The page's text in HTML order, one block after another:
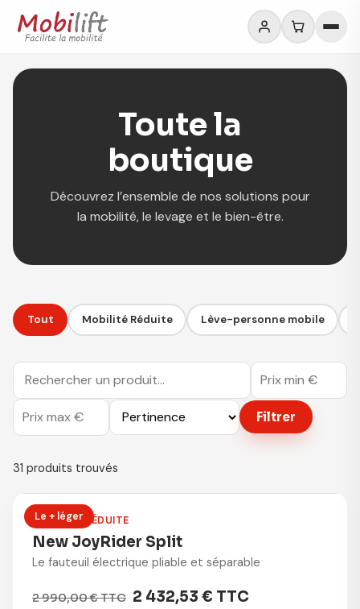
Toute la
boutique
Découvrez l’ensemble de nos solutions pour
la mobilité, le levage et le bien-être.
Tout Mobilité Réduite Lève-personne mobile
Filtrer
31 produits trouvés
Le + léger
MOBILITÉ RÉDUITE
New JoyRider Split
Le fauteuil électrique pliable et séparable
2 990,00 € TTC 2 432,53 € TTC